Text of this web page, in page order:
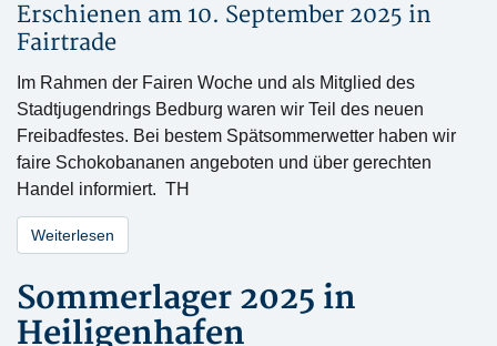
Erschienen am 10. September 2025 in
Fairtrade
Im Rahmen der Fairen Woche und als Mitglied des
Stadtjugendrings Bedburg waren wir Teil des neuen
Freibadfestes. Bei bestem Spätsommerwetter haben wir
faire Schokobananen angeboten und über gerechten
Handel informiert. TH
Weiterlesen
Sommerlager 2025 in
Heiligenhafen